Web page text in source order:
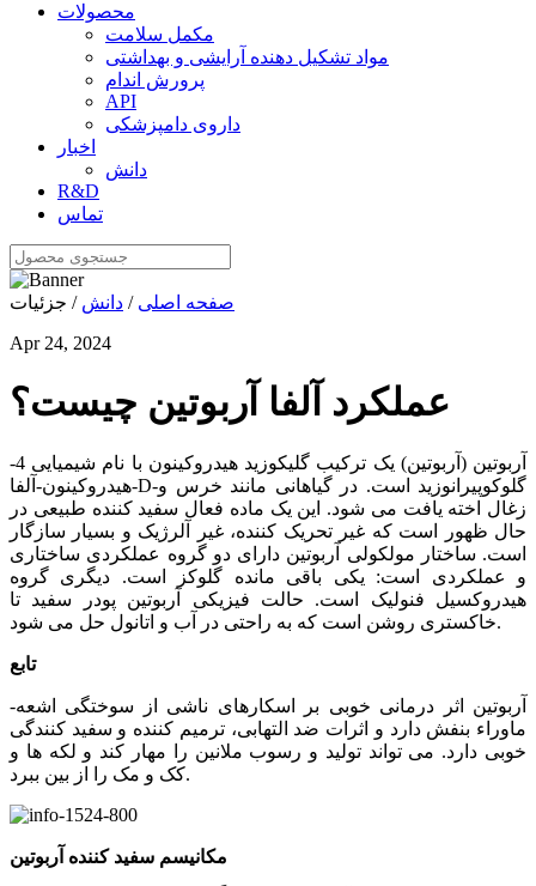
محصولات
مکمل سلامت
مواد تشکیل دهنده آرایشی و بهداشتی
پرورش اندام
API
داروی دامپزشکی
اخبار
دانش
R&D
تماس
صفحه اصلی / دانش / جزئیات
Apr 24, 2024
عملکرد آلفا آربوتین چیست؟
آربوتین (آربوتین) یک ترکیب گلیکوزید هیدروکینون با نام شیمیایی 4-
هیدروکینون-آلفا-D-گلوکوپیرانوزید است. در گیاهانی مانند خرس و
زغال اخته یافت می شود. این یک ماده فعال سفید کننده طبیعی در
حال ظهور است که غیر تحریک کننده، غیر آلرژیک و بسیار سازگار
است. ساختار مولکولی آربوتین دارای دو گروه عملکردی ساختاری
و عملکردی است: یکی باقی مانده گلوکز است. دیگری گروه
هیدروکسیل فنولیک است. حالت فیزیکی آربوتین پودر سفید تا
خاکستری روشن است که به راحتی در آب و اتانول حل می شود.
تابع
-آربوتین اثر درمانی خوبی بر اسکارهای ناشی از سوختگی اشعه
ماوراء بنفش دارد و اثرات ضد التهابی، ترمیم کننده و سفید کنندگی
خوبی دارد. می تواند تولید و رسوب ملانین را مهار کند و لکه ها و
کک و مک را از بین ببرد.
مکانیسم سفید کننده آربوتین